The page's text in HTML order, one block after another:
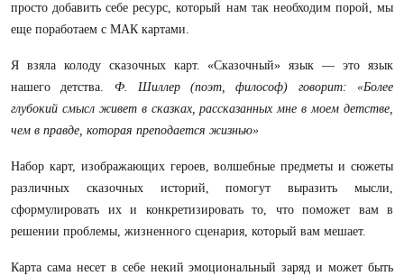
просто добавить себе ресурс, который нам так необходим порой, мы
еще поработаем с МАК картами.
Я взяла колоду сказочных карт. «Сказочный» язык — это язык
нашего детства. Ф. Шиллер (поэт, философ) говорит: «Более
глубокий смысл живет в сказках, рассказанных мне в моем детстве,
чем в правде, которая преподается жизнью»
Набор карт, изображающих героев, волшебные предметы и сюжеты
различных сказочных историй, помогут выразить мысли,
сформулировать их и конкретизировать то, что поможет вам в
решении проблемы, жизненного сценария, который вам мешает.
Карта сама несет в себе некий эмоциональный заряд и может быть